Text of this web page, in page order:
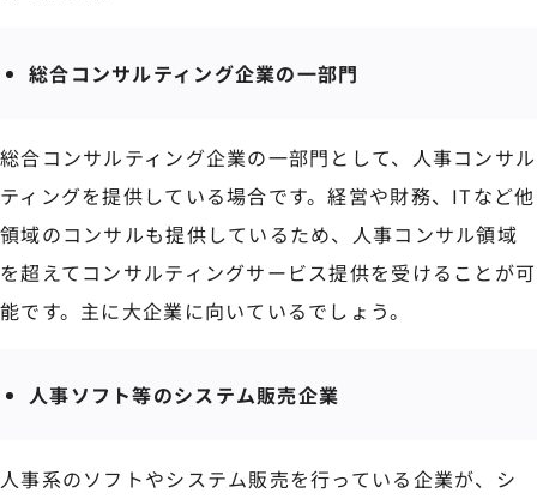
総合コンサルティング企業の一部門
総合コンサルティング企業の一部門として、人事コンサル
ティングを提供している場合です。経営や財務、ITなど他
領域のコンサルも提供しているため、人事コンサル領域
を超えてコンサルティングサービス提供を受けることが可
能です。主に大企業に向いているでしょう。
人事ソフト等のシステム販売企業
人事系のソフトやシステム販売を行っている企業が、シ